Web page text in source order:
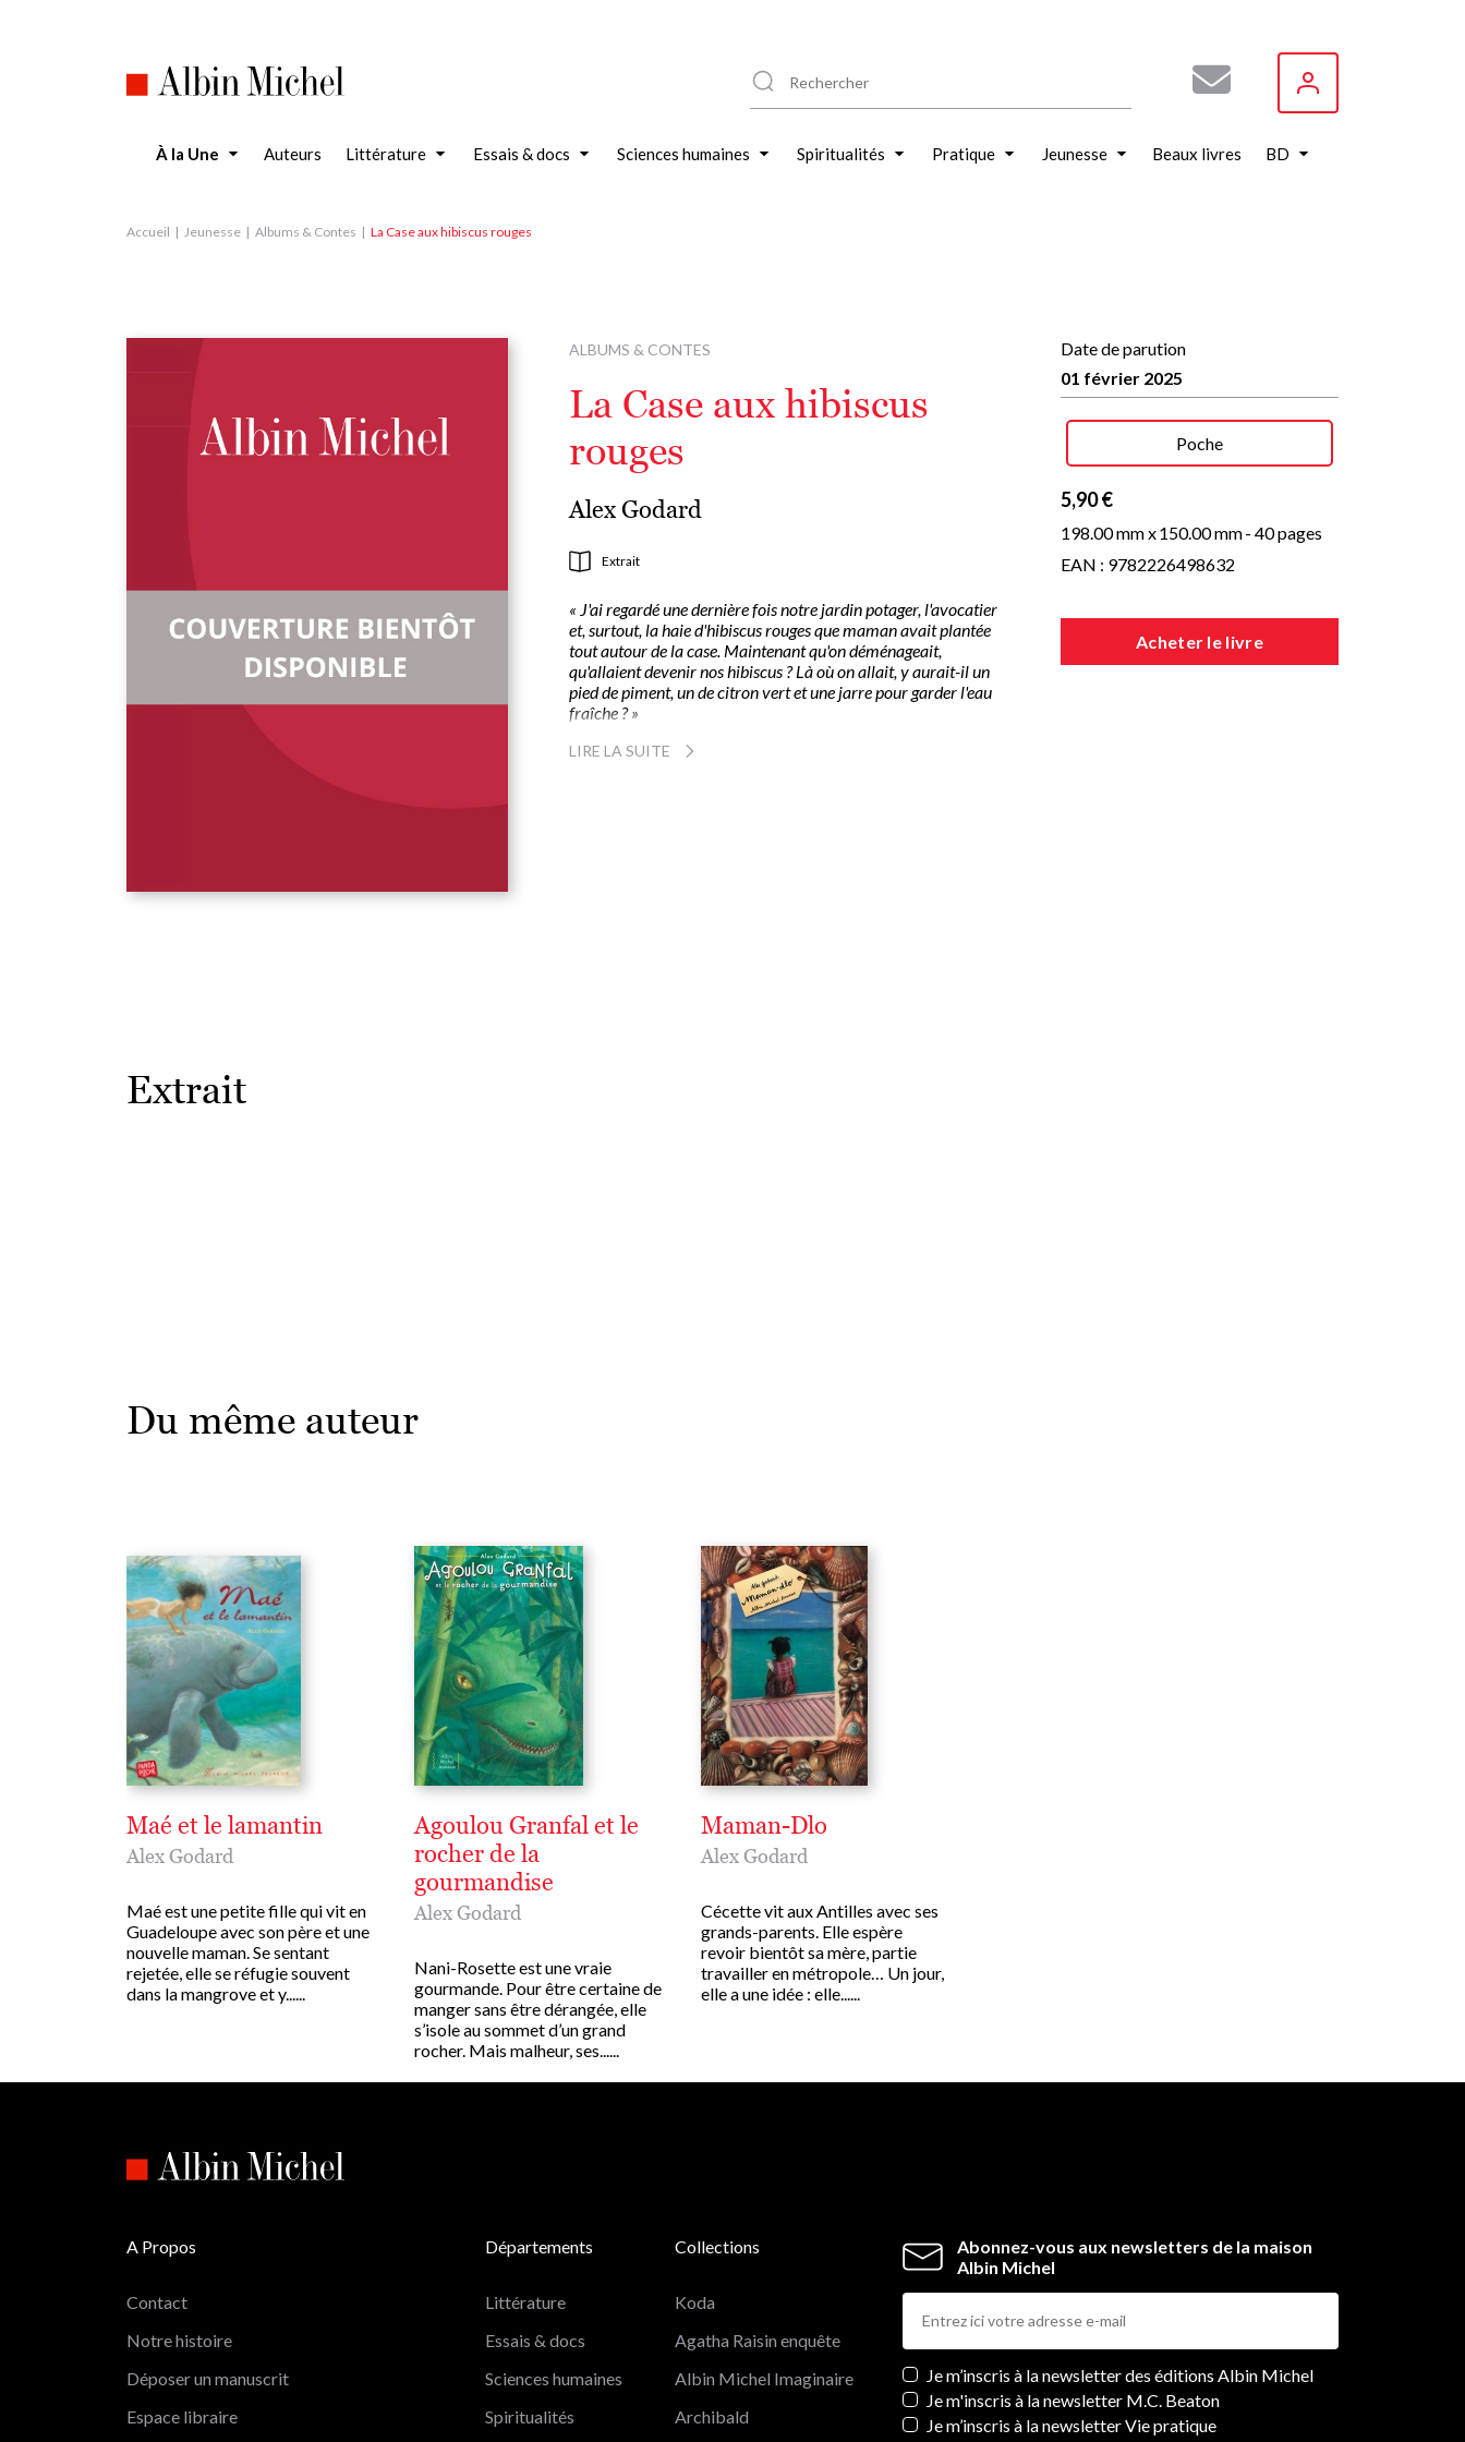
À la Une Auteurs Littérature Essais & docs Sciences humaines Spiritualités Pratique Jeunesse Beaux livres BD
Accueil Jeunesse Albums & Contes La Case aux hibiscus rouges
ALBUMS & CONTES
La Case aux hibiscus
rouges
Alex Godard
Extrait
« J'ai regardé une dernière fois notre jardin potager, l'avocatier
et, surtout, la haie d'hibiscus rouges que maman avait plantée
tout autour de la case. Maintenant qu'on déménageait,
qu'allaient devenir nos hibiscus ? Là où on allait, y aurait-il un
pied de piment, un de citron vert et une jarre pour garder l'eau
fraîche ? »
Egrenant des souvenirs d'enfance, cet album raconte
LIRE LA SUITE
Date de parution
01 février 2025
Poche
5,90 €
198.00 mm x150.00 mm- 40 pages
EAN : 9782226498632
Acheter le livre
Extrait
Du même auteur
Maé et le lamantin
Alex Godard
Maé est une petite fille qui vit en
Guadeloupe avec son père et une
nouvelle maman. Se sentant
rejetée, elle se réfugie souvent
dans la mangrove et y......
Agoulou Granfal et le
rocher de la
gourmandise
Alex Godard
Nani-Rosette est une vraie
gourmande. Pour être certaine de
manger sans être dérangée, elle
s’isole au sommet d’un grand
rocher. Mais malheur, ses......
Maman-Dlo
Alex Godard
Cécette vit aux Antilles avec ses
grands-parents. Elle espère
revoir bientôt sa mère, partie
travailler en métropole… Un jour,
elle a une idée : elle......
Abonnez-vous aux newsletters de la maison
Albin Michel
Newsletters
Je m’inscris à la newsletter des éditions Albin Michel
Je m'inscris à la newsletter M.C. Beaton
Je m’inscris à la newsletter Vie pratique
A Propos
Contact
Notre histoire
Déposer un manuscrit
Espace libraire
Départements
Littérature
Essais & docs
Sciences humaines
Spiritualités
Collections
Koda
Agatha Raisin enquête
Albin Michel Imaginaire
Archibald